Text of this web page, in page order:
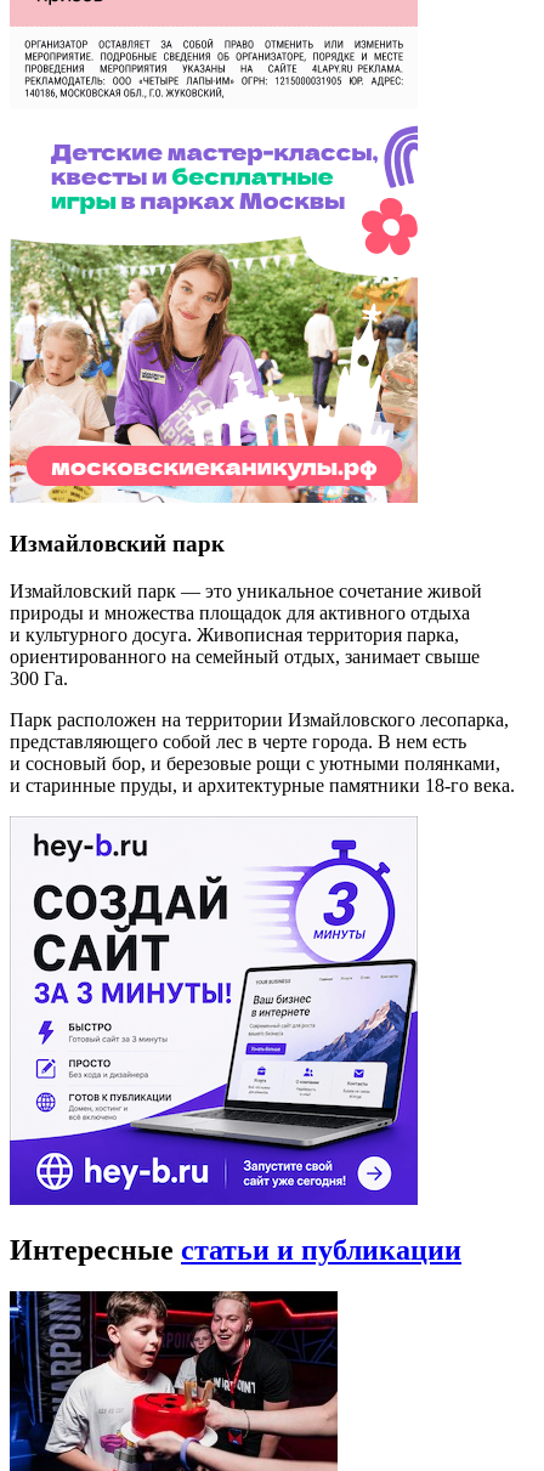
Измайловский парк
Измайловский парк — это уникальное сочетание живой
природы и множества площадок для активного отдыха
и культурного досуга. Живописная территория парка,
ориентированного на семейный отдых, занимает свыше
300 Га.
Парк расположен на территории Измайловского лесопарка,
представляющего собой лес в черте города. В нем есть
и сосновый бор, и березовые рощи с уютными полянками,
и старинные пруды, и архитектурные памятники 18-го века.
Интересные статьи и публикации